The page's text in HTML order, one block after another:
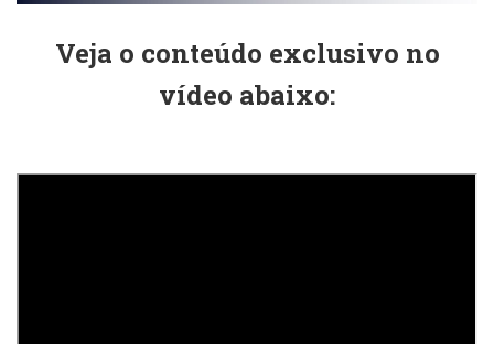
Veja o conteúdo exclusivo no
vídeo abaixo: